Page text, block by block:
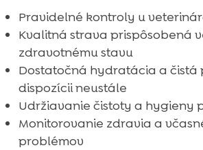
Pravidelné kontroly u
Kvalitná strava prispôsobená
zdravotnému stavu
Dostatočná hydratácia a čistá
dispozícii neustále
Udržiavanie čistoty a hygieny
Monitorovanie zdravia a
problémov